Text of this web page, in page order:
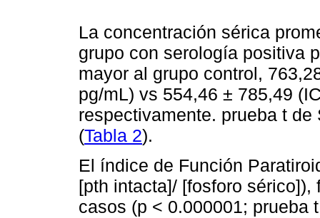
La concentración sérica
grupo con serología positiva
mayor al grupo control,
pg/mL) vs 554,46 ± 785,49
respectivamente. prueba t
(Tabla 2).
El índice de Función
[pth intacta]/ [fosforo
casos (p < 0.000001; prueba